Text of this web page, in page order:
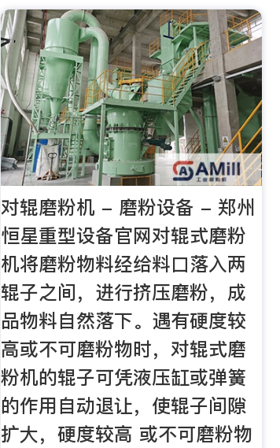
对辊磨粉机 - 磨粉设备 - 郑州
恒星重型设备官网对辊式磨粉
机将磨粉物料经给料口落入两
辊子之间，进行挤压磨粉，成
品物料自然落下。遇有硬度较
高或不可磨粉物时，对辊式磨
粉机的辊子可凭液压缸或弹簧
的作用自动退让，使辊子间隙
扩大，硬度较高 或不可磨粉物